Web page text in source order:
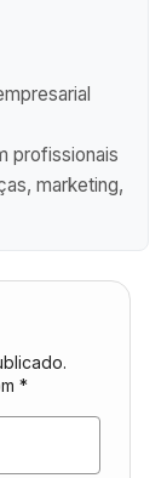
profissionais
marketing,
*